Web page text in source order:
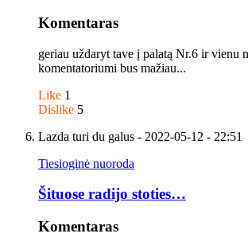
Komentaras
geriau uždaryt tave į palatą Nr.6 ir vienu
komentatoriumi bus mažiau...
Like 1
Dislike 5
Lazda turi du galus - 2022-05-12 - 22:51
Tiesioginė nuoroda
Šituose radijo stoties…
Komentaras